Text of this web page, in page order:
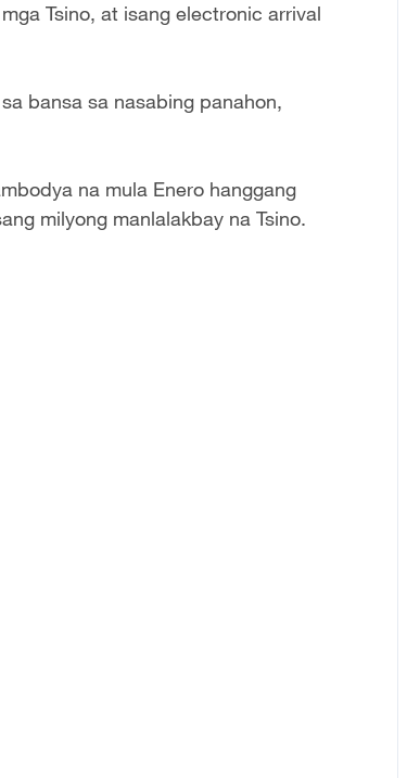
Tsino, at isang electronic arrival
bansa sa nasabing panahon,
na mula Enero hanggang
milyong manlalakbay na Tsino.